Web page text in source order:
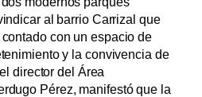
al barrio Carrizal que
con un espacio de
y la convivencia de
director del Área
Pérez, manifestó que la